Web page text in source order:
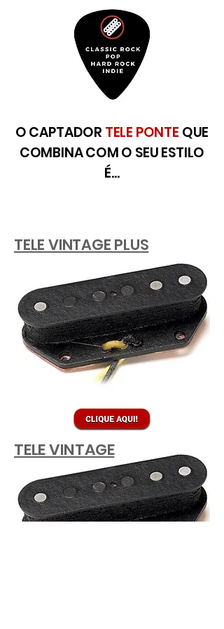
O CAPTADOR TELE PONTE QUE
COMBINA COM O SEU ESTILO
É...
TELE VINTAGE PLUS
TELE VINTAGE